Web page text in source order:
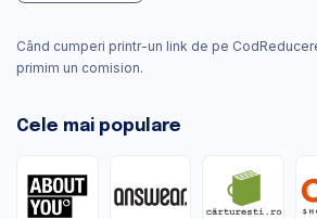
Când cumperi printr-un link de pe
primim un comision.
Cele mai populare